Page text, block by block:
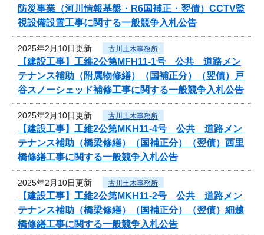
防災事業（河川情報基盤・R6国補正・翌債）CCTV監
視設備設置工事に関する一般競争入札公告
2025年2月10日更新 古川土木事務所
【建設工事】工維2公第MFH11-1号 公共 道路メン
テナンス補助（附属物修繕）（国補正分）（翌債）戸
谷スノーシェッド補修工事に関する一般競争入札公告
2025年2月10日更新 古川土木事務所
【建設工事】工維2公第MKH11-4号 公共 道路メン
テナンス補助（橋梁修繕）（国補正分）（翌債）西里
橋修繕工事に関する一般競争入札公告
2025年2月10日更新 古川土木事務所
【建設工事】工維2公第MKH11-2号 公共 道路メン
テナンス補助（橋梁修繕）（国補正分）（翌債）細越
橋修繕工事に関する一般競争入札公告